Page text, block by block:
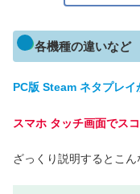
各機種の違いなど
PC版 Steam ネタプレ
スマホ タッチ画面でス
ざっくり説明するとこん